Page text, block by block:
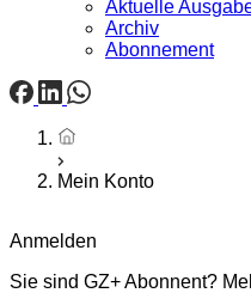
Aktuelle
Archiv
Abonnement
Startseite
Mein Konto
Anmelden
Sie sind GZ+ Abonnent?